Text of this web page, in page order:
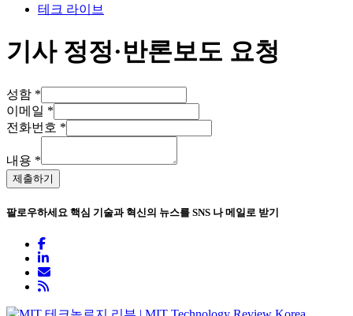
테크 라이브
기사 정정·반론보도 요청
성함 *
이메일 *
전화번호 *
내용 *
제출하기
팔로우하세요 핵심 기술과 혁신의 뉴스를 SNS 나 메일로 받기